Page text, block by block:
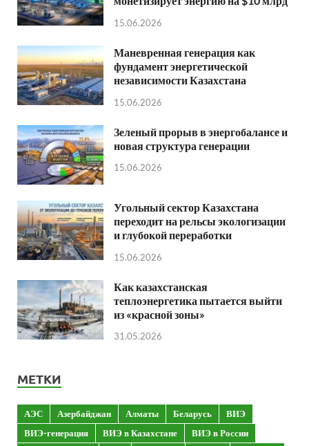
15.06.2026
Маневренная генерация как
фундамент энергетической
независимости Казахстана
15.06.2026
Зеленый прорыв в энергобалансе и
новая структура генерации
15.06.2026
Угольный сектор Казахстана
переходит на рельсы экологизации
и глубокой переработки
15.06.2026
Как казахстанская
теплоэнергетика пытается выйти
из «красной зоны»
31.05.2026
МЕТКИ
АЭС Азербайджан Алматы Беларусь
ВИЭ
ВИЭ-генерация
ВИЭ в Казахстане
ВИЭ в России